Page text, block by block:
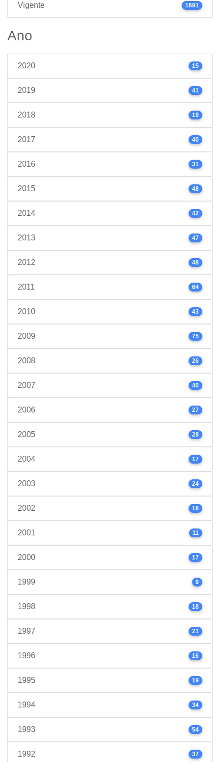
Vigente 1691
Ano
2020 15
2019 41
2018 19
2017 40
2016 31
2015 48
2014 42
2013 47
2012 48
2011 64
2010 43
2009 75
2008 26
2007 40
2006 27
2005 28
2004 17
2003 24
2002 18
2001 11
2000 17
1999 9
1998 18
1997 21
1996 16
1995 19
1994 34
1993 54
1992 37